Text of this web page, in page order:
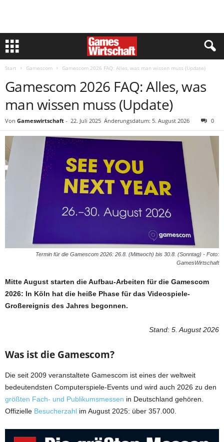
Start Gamescom Gamescom 2026 FAQ: Alles, was man wissen muss (Update)
Gamescom 2026 FAQ: Alles, was
man wissen muss (Update)
Von Gameswirtschaft - 22. Juli 2025 Änderungsdatum: 5. August 2026 0
Termin für die Gamescom 2026: 26.8. (Mittwoch) bis 30.8. (Sonntag) - Foto:
GamesWirtschaft
Mitte August starten die Aufbau-Arbeiten für die Gamescom
2026: In Köln hat die heiße Phase für das Videospiele-
Großereignis des Jahres begonnen.
Stand: 5. August 2026
Was ist die Gamescom?
Die seit 2009 veranstaltete Gamescom ist eines der weltweit
bedeutendsten Computerspiele-Events und wird auch 2026 zu den
größten Fach- und Publikumsmessen in Deutschland gehören.
Offizielle Besucherzahl im August 2025: über 357.000.